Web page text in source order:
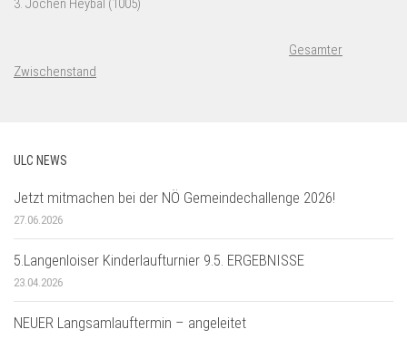
Gesamter
Zwischenstand
ULC NEWS
Jetzt mitmachen bei der NÖ Gemeindechallenge 2026!
27.06.2026
5.Langenloiser Kinderlaufturnier 9.5. ERGEBNISSE
23.04.2026
NEUER Langsamlauftermin – angeleitet